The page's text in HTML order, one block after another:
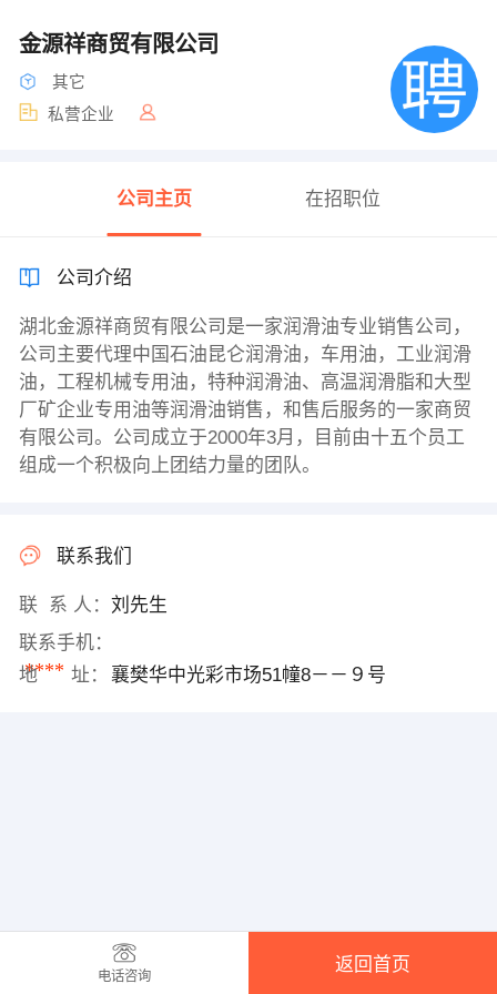
金源祥商贸有限公司
其它
私营企业
公司主页 在招职位
公司介绍
湖北金源祥商贸有限公司是一家润滑油专业销售公司，
公司主要代理中国石油昆仑润滑油，车用油，工业润滑
油，工程机械专用油，特种润滑油、高温润滑脂和大型
厂矿企业专用油等润滑油销售，和售后服务的一家商贸
有限公司。公司成立于2000年3月，目前由十五个员工
组成一个积极向上团结力量的团队。
联系我们
联 系 人： 刘先生
联系手机：
****
地 址： 襄樊华中光彩市场51幢8－－９号
电话咨询
返回首页